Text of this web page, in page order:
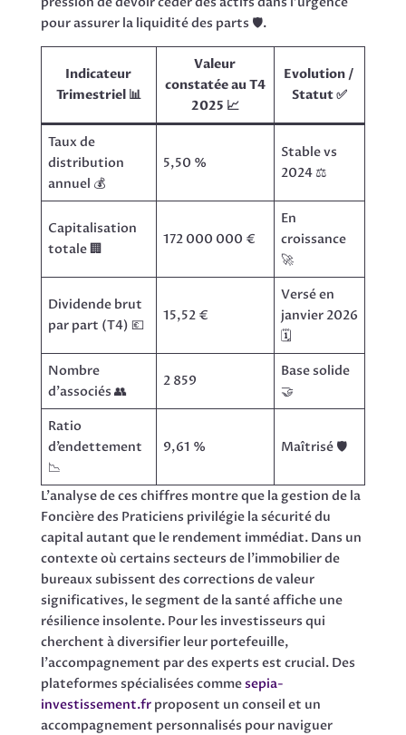
pour assurer la liquidité des parts 🛡️.
Indicateur
Trimestriel 📊
Valeur
constatée au T4
2025 📈
Evolution /
Statut ✅
Taux de
distribution
annuel 💰
5,50 %
Stable vs
2024 ⚖️
Capitalisation
totale 🏢
172 000 000 €
En
croissance
🚀
Dividende brut
par part (T4) 💶
15,52 €
Versé en
janvier 2026
🗓️
Nombre
d’associés 👥
2 859
Base solide
🤝
Ratio
d’endettement
📉
9,61 % Maîtrisé 🛡️
L’analyse de ces chiffres montre que la gestion de la
Foncière des Praticiens privilégie la sécurité du
capital autant que le rendement immédiat. Dans un
contexte où certains secteurs de l’immobilier de
bureaux subissent des corrections de valeur
significatives, le segment de la santé affiche une
résilience insolente. Pour les investisseurs qui
cherchent à diversifier leur portefeuille,
l’accompagnement par des experts est crucial. Des
plateformes spécialisées commesepia-
investissement.frproposent un conseil et un
accompagnement personnalisés pour naviguer